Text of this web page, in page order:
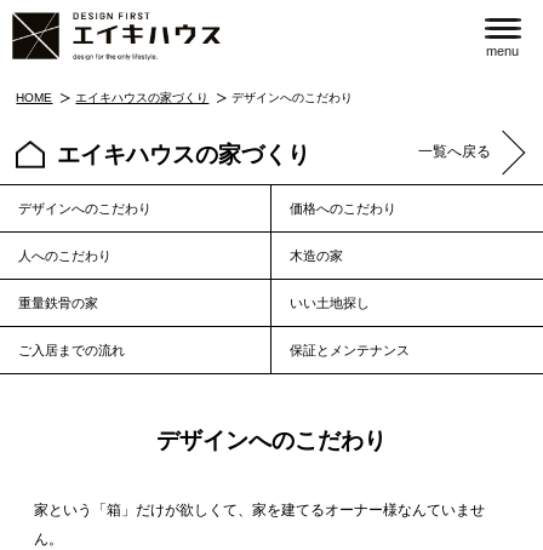
menu
HOME エイキハウスの家づくり デザインへのこだわり
エイキハウスの家づくり 一覧へ戻る
デザインへのこだわり 価格へのこだわり
人へのこだわり 木造の家
重量鉄骨の家 いい土地探し
ご入居までの流れ 保証とメンテナンス
デザインへのこだわり
家という「箱」だけが欲しくて、家を建てるオーナー様なんていませ
ん。